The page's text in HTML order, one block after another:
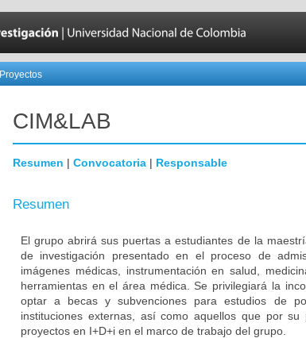
Proyectos
CIM&LAB
Resumen | Convocatoria | Responsable
Resumen
El grupo abrirá sus puertas a estudiantes de la
de investigación presentado en el proceso de
imágenes médicas, instrumentación en salud,
herramientas en el área médica. Se privilegiará la
optar a becas y subvenciones para estudios de
instituciones externas, así como aquellos que por
proyectos en I+D+i en el marco de trabajo del grupo.